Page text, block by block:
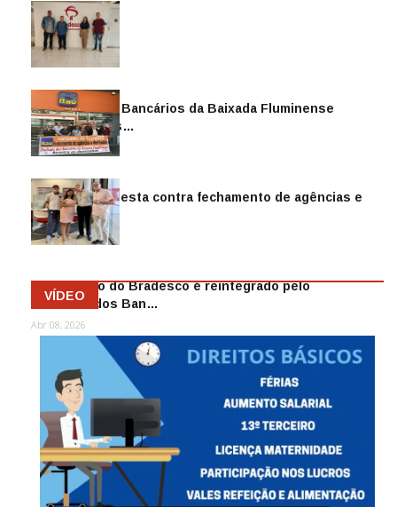
Sindicato dos Bancários da Baixada Fluminense
reintegra mais…
Jul 14, 2026
Sindicato protesta contra fechamento de agências e
as demiss…
Mai 13, 2026
Funcionário do Bradesco é reintegrado pelo
Sindicato dos Ban…
Abr 08, 2026
VÍDEO